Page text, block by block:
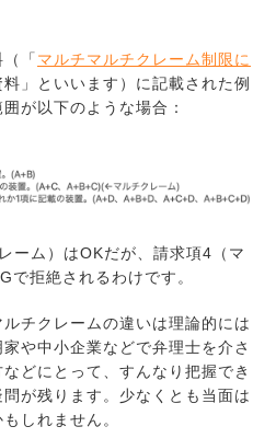
「 マルチマルチクレーム制限に
料」といいます）に記載された例
が以下のような場合：
ーム）はOKだが、請求項4（マ
で拒絶されるわけです。
チクレームの違いは理論的には
や中小企業などで弁理士を介さ
どにとって、すんなり把握でき
が残ります。少なくとも当面は
しれません。